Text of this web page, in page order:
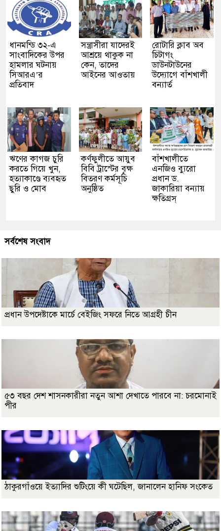
ধানমন্ডি ৩২-এ
সাংবাদিকের উপর
হামলার ঘটনায়
সিআরএ’র
প্রতিবাদ
সন্ত্রাসীরা যাদেরই
আশ্রয়ে থাকুক না
কেন, তাদের
আইনের আওতায়
রোটারি ক্লাব অব
চিটাগং
ডাউনটাউনের
উদ্যোগে বাঁশখালী
বন্যার্ত
ঋণের কাগজ চুরি
করতে গিয়ে খুন,
হত্যাকাণ্ডে ব্যবহৃত
ছুরি ও মোব
কর্ণফুলীতে আয়ুব
বিবি ট্রাস্টের বৃক্ষ
বিতরণ কর্মসূচি
অনুষ্ঠিত
বাঁশখালীতে
এনজিও ব্যুরো
প্রধান ড.
জাকারিয়া বন্যায়
ক্ষতিগ্রস্
সর্বশেষ সংবাদ
প্রধান উপদেষ্টাকে মার্চে বেইজিং সফরে নিতে আগ্রহী চীন
৫৩ বছর দেশ শাসনকারীরা নতুন আশা দেখাতে পারবে না: চরমোনাই
পীর
ঠাকুরগাঁওয়ে ইত্যাদির শুটিংয়ে কী ঘটেছিল, জানালেন হানিফ সংকেত